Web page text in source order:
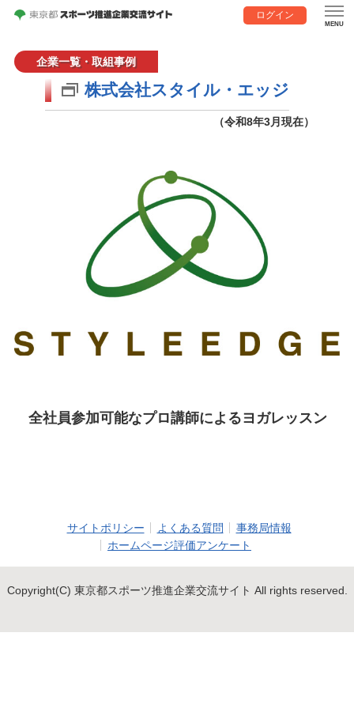
ログイン
企業一覧・取組事例
株式会社スタイル・エッジ
（令和8年3月現在）
全社員参加可能なプロ講師によるヨガレッスン
サイトポリシー よくある質問
事務局情報
ホームページ評価アンケート
Copyright(C) 東京都スポーツ推進企業交流サイト All rights reserved.